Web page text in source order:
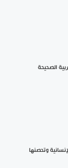
الصحيحة
وتحصنها